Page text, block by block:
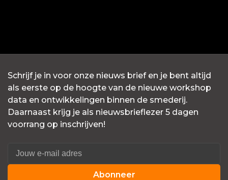
Schrijf je in voor onze nieuws brief en je bent altijd
als eerste op de hoogte van de nieuwe workshop
data en ontwikkelingen binnen de smederij.
Daarnaast krijg je als nieuwsbrieflezer 5 dagen
voorrang op inschrijven!
Abonneer